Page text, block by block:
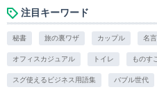
注目キーワード
秘書 旅の裏ワザ カップル 名言
オフィスカジュアル トイレ ものす
スグ使えるビジネス用語集 バブル世代